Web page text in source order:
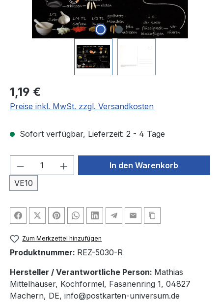
Regulärer Preis:
1,19 €
Preise inkl. MwSt. zzgl. Versandkosten
Sofort verfügbar, Lieferzeit: 2 - 4 Tage
Produkt Anzahl: Gib den
VE10
In den Warenkorb
Zum Merkzettel hinzufügen
Produktnummer: REZ-5030-R
Hersteller / Verantwortliche Person: Mathias
Mittelhäuser, Kochformel, Fasanenring 1, 04827
Machern, DE, info@postkarten-universum.de